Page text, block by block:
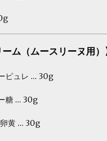
ーム（ムースリーヌ用）
ピュレ … 30g
糖 … 30g
黄 … 30g